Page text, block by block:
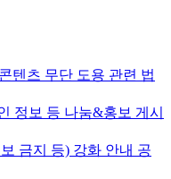
텐츠 무단 도용 관련 법
정보 등 나눔&홍보 게시
금지 등) 강화 안내 공